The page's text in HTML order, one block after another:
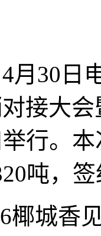
月30日
接大
行。
吨，
椰城香